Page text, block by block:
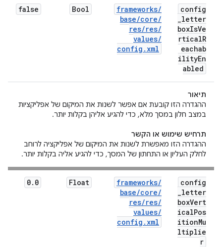
config
_letter
boxIsVe
rticalR
eachab
ilityEn
abled
frameworks/
base/core/
res/res/
values/
config . xml
Bool
false
תיאור
ההגדרה הזו קובעת אם אפשר לשנות את המיקום של אפליקציות
במצב חלון במסך מלא, כדי להגיע אליהן בקלות יותר.
תרחיש שימוש או הקשר
ההגדרה הזו מאפשרת לשנות את המיקום של אפליקציה לרוחב
לחלק העליון או התחתון של המסך, כדי להגיע אליה בקלות יותר.
config
_letter
boxVert
icalPos
itionMu
ltiplie
r
frameworks/
base/core/
res/res/
values/
config . xml
Float
0. 0